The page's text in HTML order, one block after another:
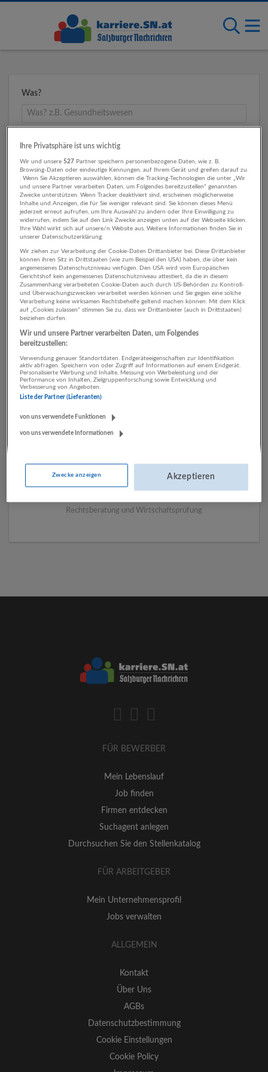
Was?
Wo?
Umkreis
1 Sachbearbeitung
Rechtsberatung und
Wirtschaftsprüfung
Unternehmen
Berlin und Partner Rechtsanwälte
Rechtsberatung und Wirtschaftsprüfung
FÜR BEWERBER
Mein Lebenslauf
Job finden
Firmen entdecken
Suchagent anlegen
Durchsuchen Sie den Stellenkatalog
FÜR ARBEITGEBER
Mein Unternehmensprofil
Jobs verwalten
ALLGEMEIN
Kontakt
Über Uns
AGBs
Datenschutzbestimmung
Cookie Einstellungen
Cookie Policy
Ihre Privatsphäre ist uns wichtig
Wir und unsere 527 Partner speichern personenbezogene Daten, wie z. B.
Browsing-Daten oder eindeutige Kennungen, auf Ihrem Gerät und greifen darauf zu
. Wenn Sie Akzeptieren auswählen, können die Tracking-Technologien die unter „Wir
und unsere Partner verarbeiten Daten, um Folgendes bereitzustellen“ genannten
Zwecke unterstützen. Wenn Tracker deaktiviert sind, erscheinen möglicherweise
Inhalte und Anzeigen, die für Sie weniger relevant sind. Sie können dieses Menü
jederzeit erneut aufrufen, um Ihre Auswahl zu ändern oder Ihre Einwilligung zu
widerrufen, indem Sie auf den Link Zwecke anzeigen unten auf der Webseite klicken.
Ihre Wahl wirkt sich auf unsere/n Website aus. Weitere Informationen finden Sie in
unserer Datenschutzerklärung.
Wir ziehen zur Verarbeitung der Cookie-Daten Drittanbieter bei. Diese Drittanbieter
können ihren Sitz in Drittstaaten (wie zum Beispiel den USA) haben, die über kein
angemessenes Datenschutzniveau verfügen. Den USA wird vom Europäischen
Gerichtshof kein angemessenes Datenschutzniveau attestiert, da die in diesem
Zusammenhang verarbeiteten Cookie-Daten auch durch US-Behörden zu Kontroll-
und Überwachungszwecken verarbeitet werden können und Sie gegen eine solche
Verarbeitung keine wirksamen Rechtsbehelfe geltend machen können. Mit dem Klick
auf „Cookies zulassen“ stimmen Sie zu, dass wir Drittanbieter (auch in Drittstaaten)
beiziehen dürfen.
Wir und unsere Partner verarbeiten Daten, um Folgendes
bereitzustellen:
Verwendung genauer Standortdaten. Endgeräteeigenschaften zur Identifikation
aktiv abfragen. Speichern von oder Zugriff auf Informationen auf einem Endgerät.
Personalisierte Werbung und Inhalte, Messung von Werbeleistung und der
Performance von Inhalten, Zielgruppenforschung sowie Entwicklung und
Verbesserung von Angeboten.
Liste der Partner (Lieferanten)
von uns verwendete Funktionen
von uns verwendete Informationen
Zwecke anzeigen Akzeptieren